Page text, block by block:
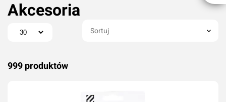
Akcesoria
999 produktów
Sortuj